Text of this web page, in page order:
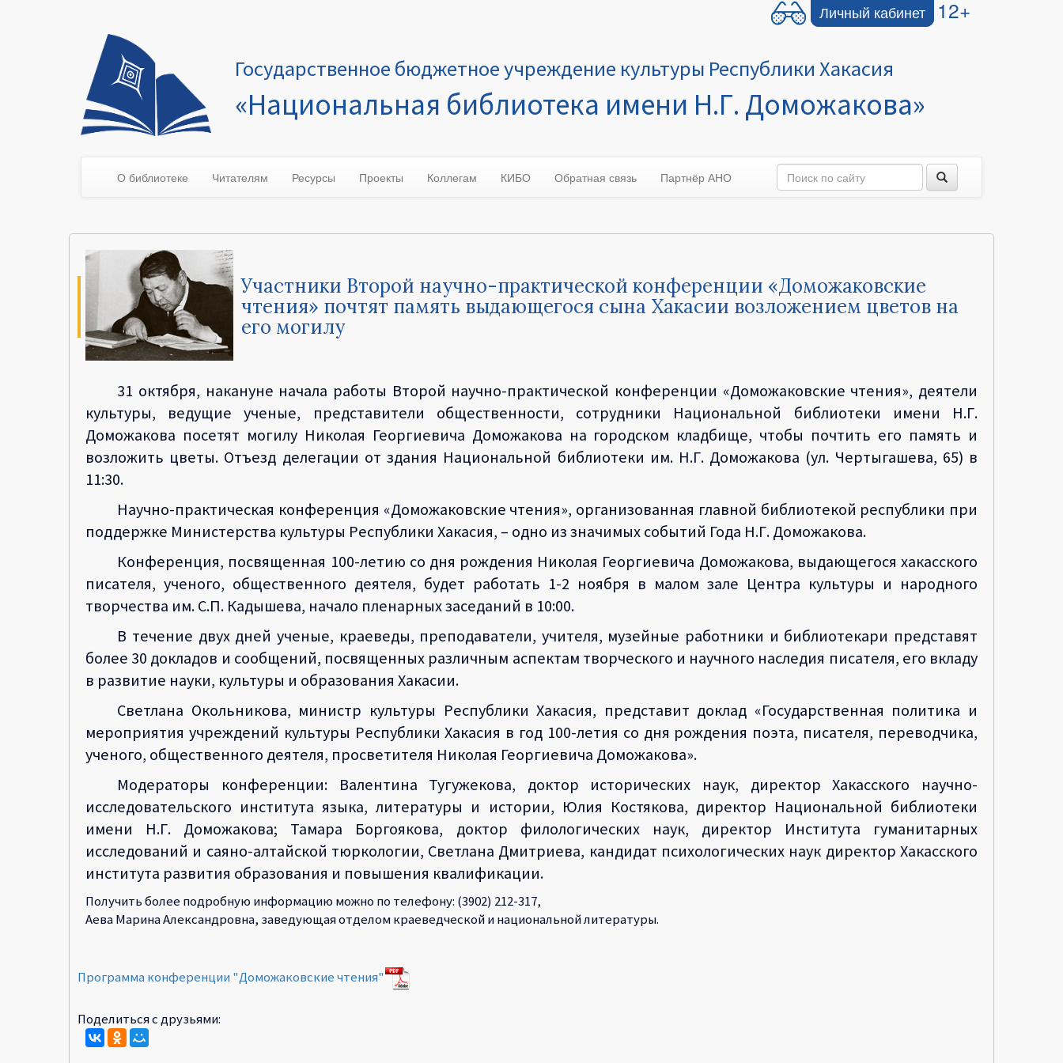
Личный кабинет 12+
Государственное бюджетное учреждение культуры Республики Хакасия
«Национальная библиотека имени Н.Г. Доможакова»
О библиотеке Читателям Ресурсы Проекты Коллегам КИБО Обратная связь Партнёр АНО
Участники Второй научно-практической конференции «Доможаковские
чтения» почтят память выдающегося сына Хакасии возложением цветов на
его могилу
31 октября, накануне начала работы Второй научно-практической конференции «Доможаковские чтения», деятели
культуры, ведущие ученые, представители общественности, сотрудники Национальной библиотеки имени Н.Г.
Доможакова посетят могилу Николая Георгиевича Доможакова на городском кладбище, чтобы почтить его память и
возложить цветы. Отъезд делегации от здания Национальной библиотеки им. Н.Г. Доможакова (ул. Чертыгашева, 65) в
11:30.
Научно-практическая конференция «Доможаковские чтения», организованная главной библиотекой республики при
поддержке Министерства культуры Республики Хакасия, – одно из значимых событий Года Н.Г. Доможакова.
Конференция, посвященная 100-летию со дня рождения Николая Георгиевича Доможакова, выдающегося хакасского
писателя, ученого, общественного деятеля, будет работать 1-2 ноября в малом зале Центра культуры и народного
творчества им. С.П. Кадышева, начало пленарных заседаний в 10:00.
В течение двух дней ученые, краеведы, преподаватели, учителя, музейные работники и библиотекари представят
более 30 докладов и сообщений, посвященных различным аспектам творческого и научного наследия писателя, его вкладу
в развитие науки, культуры и образования Хакасии.
Светлана Окольникова, министр культуры Республики Хакасия, представит доклад «Государственная политика и
мероприятия учреждений культуры Республики Хакасия в год 100-летия со дня рождения поэта, писателя, переводчика,
ученого, общественного деятеля, просветителя Николая Георгиевича Доможакова».
Модераторы конференции: Валентина Тугужекова, доктор исторических наук, директор Хакасского научно-
исследовательского института языка, литературы и истории, Юлия Костякова, директор Национальной библиотеки
имени Н.Г. Доможакова; Тамара Боргоякова, доктор филологических наук, директор Института гуманитарных
исследований и саяно-алтайской тюркологии, Светлана Дмитриева, кандидат психологических наук директор Хакасского
института развития образования и повышения квалификации.
Получить более подробную информацию можно по телефону: (3902) 212-317,
Аева Марина Александровна, заведующая отделом краеведческой и национальной литературы.
Программа конференции "Доможаковские чтения"
Поделиться с друзьями: